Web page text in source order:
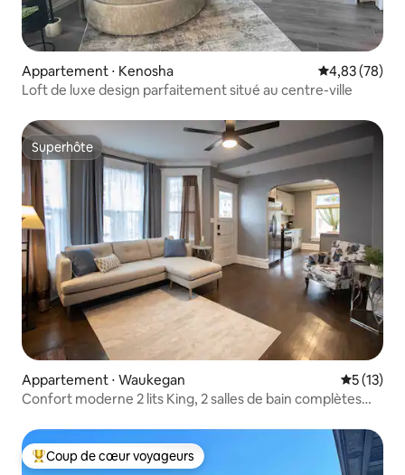
Appartement ⋅ Kenosha Évaluation
4,83 (78)
Loft de luxe design parfaitement situé au centre-ville
Superhôte
Superhôte
Appartement ⋅ Waukegan
5 (13)
Confort moderne 2 lits King, 2 salles de bain complètes
Coups de cœur voyageurs les plus appréciés
Coup de cœur voyageurs